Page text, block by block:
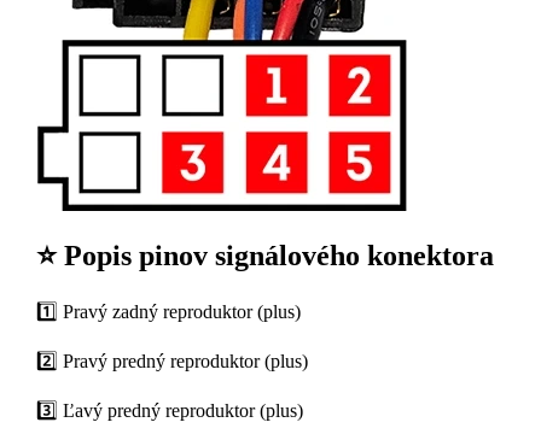
⭐ Popis pinov signálového konektora
1️⃣ Pravý zadný reproduktor (plus)
2️⃣ Pravý predný reproduktor (plus)
3️⃣ Ľavý predný reproduktor (plus)